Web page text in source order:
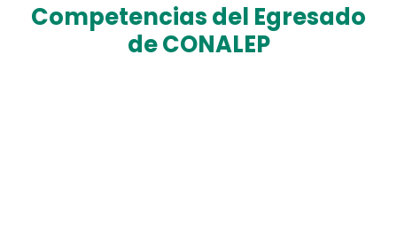
Competencias del Egresado
de CONALEP